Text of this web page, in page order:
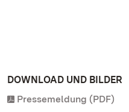
DOWNLOAD UND BILDER
Pressemeldung (PDF)